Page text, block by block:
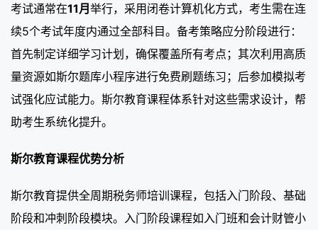
考试通常在11月举行，采用闭卷计算机化方式，考生需在连
续5个考试年度内通过全部科目。备考策略应分阶段进行：
首先制定详细学习计划，确保覆盖所有考点；其次利用高质
量资源如斯尔题库小程序进行免费刷题练习；后参加模拟考
试强化应试能力。斯尔教育课程体系针对这些需求设计，帮
助考生系统化提升。
斯尔教育课程优势分析
斯尔教育提供全周期税务师培训课程，包括入门阶段、基础
阶段和冲刺阶段模块。入门阶段课程如入门班和会计财管小